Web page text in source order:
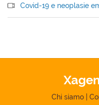
Covid-19 e neoplasie
Chi siamo